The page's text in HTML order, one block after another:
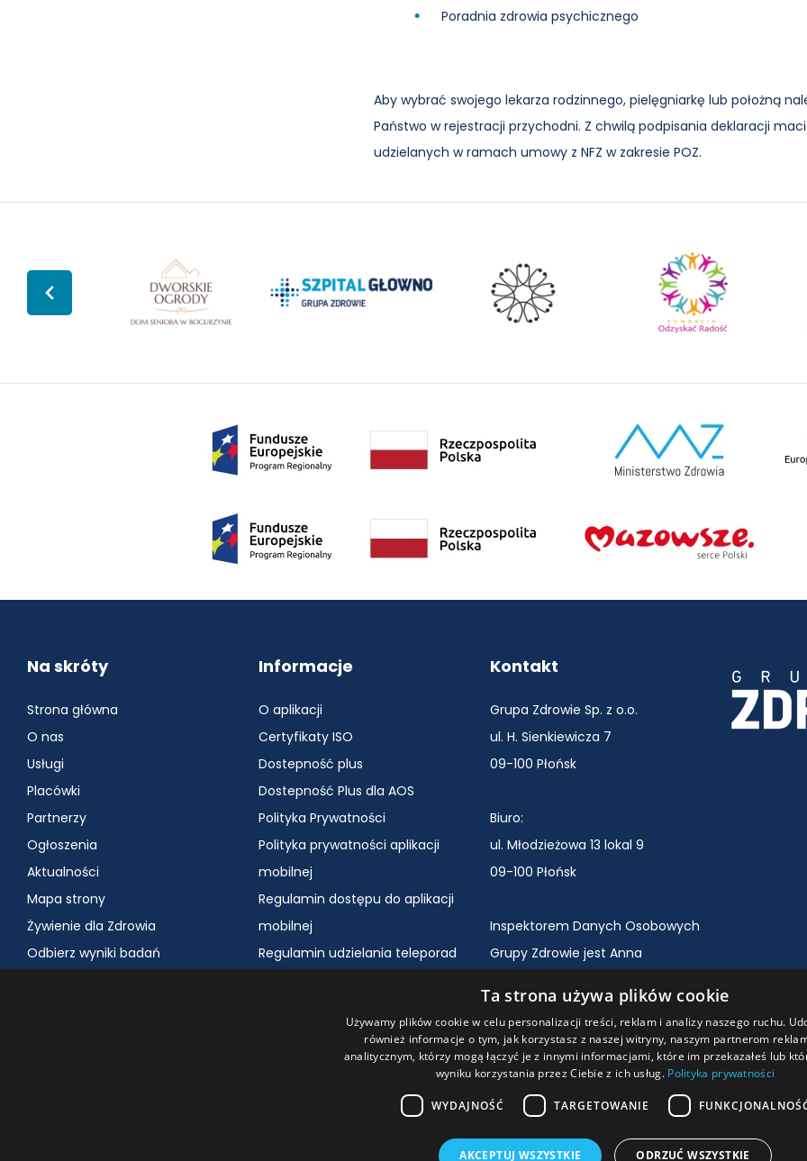
Poradnia zdrowia psychicznego
Aby wybrać swojego lekarza rodzinnego, pielęgniarkę lub położną
Państwo w rejestracji przychodni. Z chwilą podpisania deklaracji
udzielanych w ramach umowy z NFZ w zakresie POZ.
Seniora
"Dworskie
Szpital
Głowno
Fundacja
Odzyskać
Na skróty
Strona główna
O nas
Usługi
Placówki
Partnerzy
Ogłoszenia
Aktualności
Mapa strony
Żywienie dla Zdrowia
Odbierz wyniki badań
Informacje
O aplikacji
Certyfikaty ISO
Dostepność plus
Dostepność Plus dla AOS
Polityka Prywatności
Polityka prywatności aplikacji
mobilnej
Regulamin dostępu do aplikacji
mobilnej
Regulamin udzielania teleporad
dokumentacji medycznej
Polityka oraz procedury ochrony
Kontakt
Grupa Zdrowie Sp. z o.o.
ul. H. Sienkiewicza 7
09-100 Płońsk
Biuro:
ul. Młodzieżowa 13 lokal 9
09-100 Płońsk
Inspektorem Danych Osobowych
Grupy Zdrowie jest Anna
Kontakt pod adresem
e-mail:iod@grupazdrowie.pl
Ta strona używa plików cookie
Używamy plików cookie w celu personalizacji treści, reklam i analizy naszego ruchu.
również informacje o tym, jak korzystasz z naszej witryny, naszym partnerom
analitycznym, którzy mogą łączyć je z innymi informacjami, które im przekazałeś lub
wyniku korzystania przez Ciebie z ich usług. Polityka prywatności
WYDAJNOŚĆ TARGETOWANIE
AKCEPTUJ WSZYSTKIE ODRZUĆ WSZYSTKIE